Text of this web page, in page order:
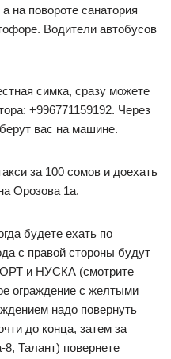
на повороте санатория
Водители автобусов
симка, сразу можете
+996771159192. Через
вас на машине.
за 100 сомов и доехать
Орозова 1а.
будете ехать по
с правой стороны будут
и НУСКА (смотрите
ограждение с желтыми
надо повернуть
до конца, затем за
Талант) повернете